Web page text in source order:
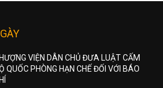
VIỆN DÂN CHỦ ĐƯA LUẬT CẤM
QUỐC PHÒNG HẠN CHẾ ĐỐI VỚI BÁO